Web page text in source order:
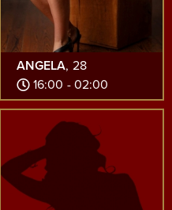
ANGELA, 28
16:00 - 02:00